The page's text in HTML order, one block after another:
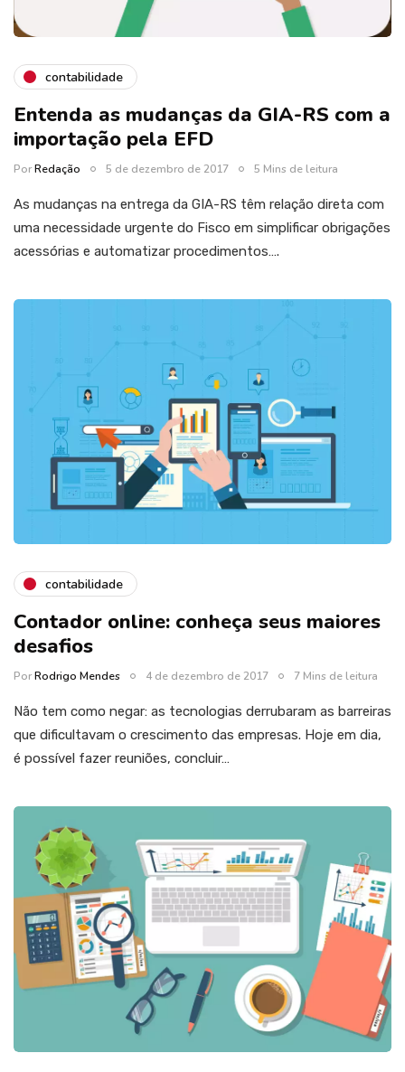
contabilidade
Entenda as mudanças da GIA-RS com a
importação pela EFD
PorRedação 5 de dezembro de 2017 5 Mins de leitura
As mudanças na entrega da GIA-RS têm relação direta com
uma necessidade urgente do Fisco em simplificar obrigações
acessórias e automatizar procedimentos….
contabilidade
Contador online: conheça seus maiores
desafios
PorRodrigo Mendes 4 de dezembro de 2017 7 Mins de leitura
Não tem como negar: as tecnologias derrubaram as barreiras
que dificultavam o crescimento das empresas. Hoje em dia,
é possível fazer reuniões, concluir…